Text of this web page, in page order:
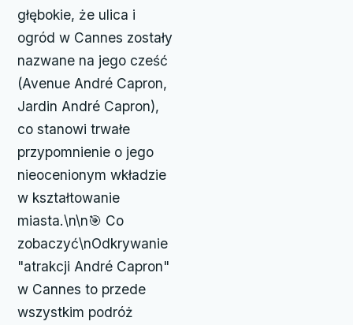
głębokie, że ulica i
ogród w Cannes zostały
nazwane na jego cześć
(Avenue André Capron,
Jardin André Capron),
co stanowi trwałe
przypomnienie o jego
nieocenionym wkładzie
w kształtowanie
miasta.\n\n🎯 Co
zobaczyć\nOdkrywanie
"atrakcji André Capron"
w Cannes to przede
wszystkim podróż